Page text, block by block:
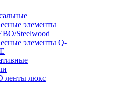
элементы
Steelwood
элементы Q-